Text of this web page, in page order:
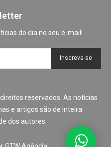
do dia no seu e-mail!
Inscreva-se
reservados. As notícias
e artigos são de inteira
dos autores.